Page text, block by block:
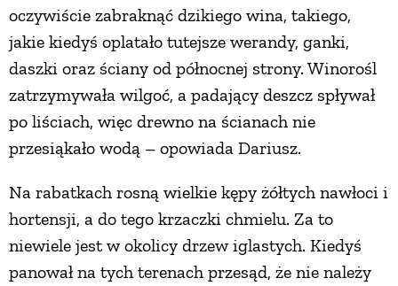
oczywiście zabraknąć dzikiego wina, takiego,
jakie kiedyś oplatało tutejsze werandy, ganki,
daszki oraz ściany od północnej strony. Winorośl
zatrzymywała wilgoć, a padający deszcz spływał
po liściach, więc drewno na ścianach nie
przesiąkało wodą – opowiada Dariusz.
Na rabatkach rosną wielkie kępy żółtych nawłoci i
hortensji, a do tego krzaczki chmielu. Za to
niewiele jest w okolicy drzew iglastych. Kiedyś
panował na tych terenach przesąd, że nie należy
PRZEPISY
ŚNIADANIA
PRZYSTAWKI
ZUPY
DANIA GŁÓWNE